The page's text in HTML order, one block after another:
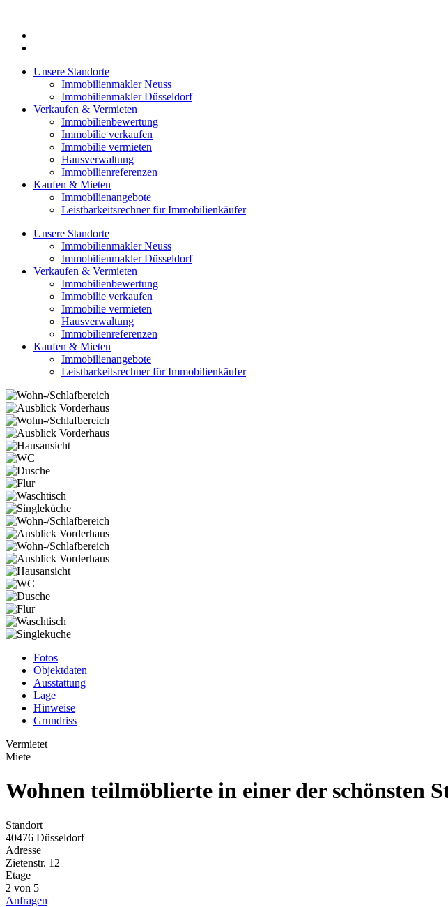
springen
Unsere Standorte
Immobilienmakler Neuss
Immobilienmakler Düsseldorf
Verkaufen & Vermieten
Immobilienbewertung
Immobilie verkaufen
Immobilie vermieten
Hausverwaltung
Immobilienreferenzen
Kaufen & Mieten
Immobilienangebote
Leistbarkeitsrechner für Immobilienkäufer
Unsere Standorte
Immobilienmakler Neuss
Immobilienmakler Düsseldorf
Verkaufen & Vermieten
Immobilienbewertung
Immobilie verkaufen
Immobilie vermieten
Hausverwaltung
Immobilienreferenzen
Kaufen & Mieten
Immobilienangebote
Leistbarkeitsrechner für Immobilienkäufer
Fotos
Objektdaten
Ausstattung
Lage
Hinweise
Grundriss
Vermietet
Miete
Wohnen teilmöblierte in einer der schönsten
Standort
40476 Düsseldorf
Adresse
Zietenstr. 12
Etage
2 von 5
Anfragen